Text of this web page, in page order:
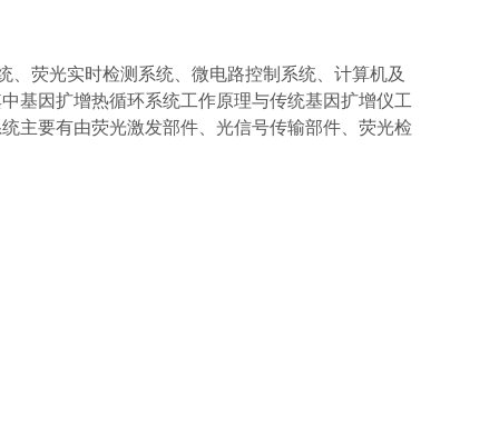
荧光实时检测系统、微电路控制系统、计算机及
基因扩增热循环系统工作原理与传统基因扩增仪工
主要有由荧光激发部件、光信号传输部件、荧光检